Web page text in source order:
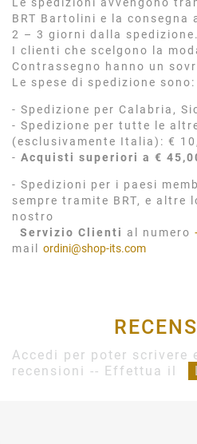
BRT Bartolini e la consegna
2 – 3 giorni dalla spedizione.
I clienti che scelgono la
Contrassegno hanno un
Le spese di spedizione sono:
- Spedizione per Calabria,
- Spedizione per tutte le
(esclusivamente Italia): €
- Acquisti superiori a €
- Spedizioni per i paesi
sempre tramite BRT, e altre
nostro
Servizio Clienti al numero
mail ordini@shop-its.com
Accedi per poter scrivere
recensioni -- Effettua il